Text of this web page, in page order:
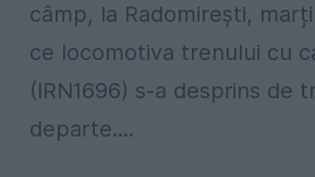
câmp, la Radomirești,
ce locomotiva trenului cu
(IRN1696) s-a desprins de
departe....